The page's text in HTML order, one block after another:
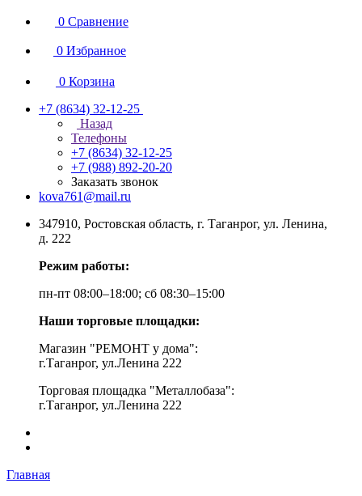
0 Сравнение
0 Избранное
0 Корзина
+7 (8634) 32-12-25
Назад
Телефоны
+7 (8634) 32-12-25
+7 (988) 892-20-20
Заказать звонок
kova761@mail.ru
347910, Ростовская область, г. Таганрог, ул. Ленина,
д. 222
Режим работы:
пн-пт 08:00–18:00; сб 08:30–15:00
Наши торговые площадки:
Магазин "РЕМОНТ у дома":
г.Таганрог, ул.Ленина 222
Торговая площадка "Металлобаза":
г.Таганрог, ул.Ленина 222
Главная